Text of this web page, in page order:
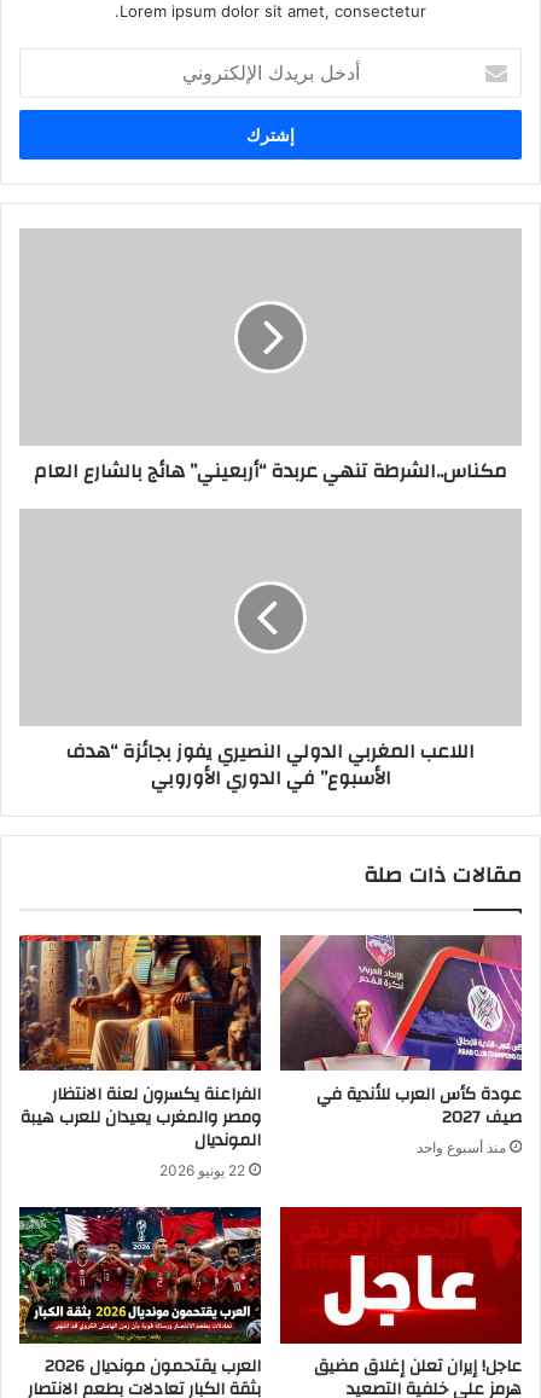
Lorem ipsum dolor sit amet, consectetur.
بريدك
الإلكتروني
مكناس..الشرطة تنهي عربدة “أربعيني” هائج بالشارع العام
اللاعب المغربي الدولي النصيري يفوز بجائزة “هدف
الأسبوع” في الدوري الأوروبي
مقالات ذات صلة
عودة كأس العرب للأندية في
صيف 2027
منذ أسبوع واحد
الفراعنة يكسرون لعنة الانتظار
ومصر والمغرب يعيدان للعرب هيبة
المونديال
22 يونيو 2026
عاجل! إيران تعلن إغلاق مضيق
هرمز على خلفية التصعيد
العرب يقتحمون مونديال 2026
بثقة الكبار تعادلات بطعم الانتصار